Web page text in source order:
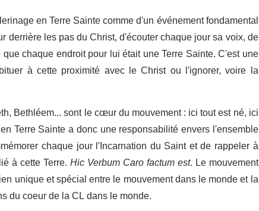
en Terre Sainte comme d'un événement fondamental
les pas du Christ, d'écouter chaque jour sa voix, de
chaque endroit pour lui était une Terre Sainte. C'est une
à cette proximité avec le Christ ou l'ignorer, voire la
Bethléem... sont le cœur du mouvement : ici tout est né, ici
Terre Sainte a donc une responsabilité envers l'ensemble
chaque jour l'Incarnation du Saint et de rappeler à
à cette Terre.Hic Verbum Caro factum est. Le mouvement
unique et spécial entre le mouvement dans le monde et la
du coeur de la CL dans le monde.